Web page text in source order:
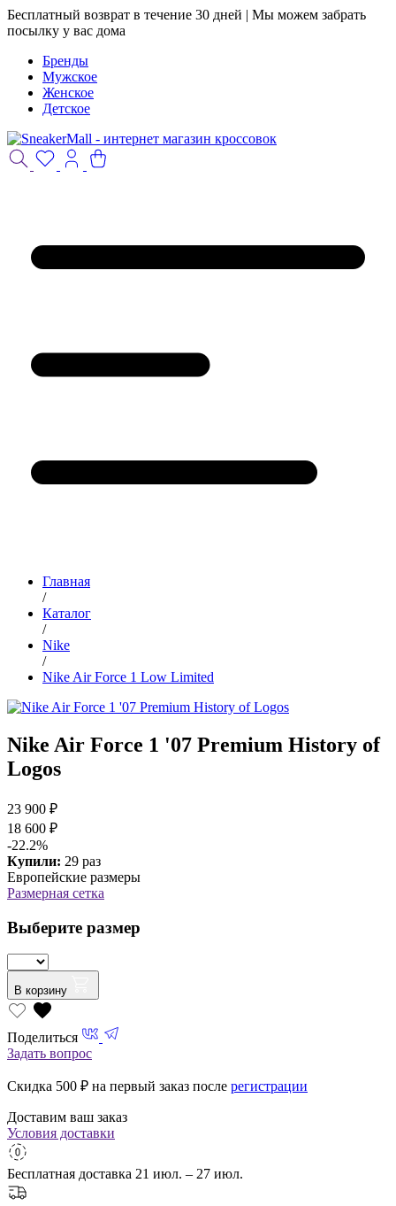
Бесплатный возврат в течение 30 дней | Мы можем забрать
посылку у вас дома
Бренды
Мужское
Женское
Детское
Главная
/
Каталог
/
Nike
/
Nike Air Force 1 Low Limited
Nike Air Force 1 '07 Premium History of
Logos
23 900 ₽
18 600 ₽
-22.2%
Купили: 29 раз
Европейские размеры
Размерная сетка
Выберите размер
В корзину
Поделиться
Задать вопрос
Скидка 500 ₽ на первый заказ после регистрации
Доставим ваш заказ
Условия доставки
Бесплатная доставка 21 июл. – 27 июл.